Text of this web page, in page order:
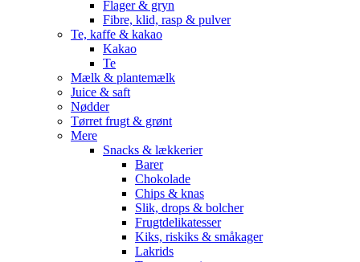
Flager & gryn
Fibre, klid, rasp & pulver
Te, kaffe & kakao
Kakao
Te
Mælk & plantemælk
Juice & saft
Nødder
Tørret frugt & grønt
Mere
Snacks & lækkerier
Barer
Chokolade
Chips & knas
Slik, drops & bolcher
Frugtdelikatesser
Kiks, riskiks & småkager
Lakrids